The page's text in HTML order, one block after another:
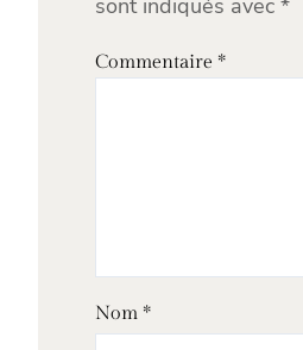
sont indiqués avec *
Commentaire *
Nom *